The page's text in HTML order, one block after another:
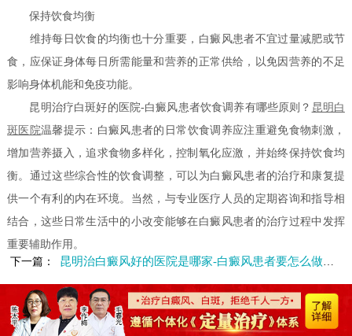
保持饮食均衡
维持每日饮食的均衡也十分重要，白癜风患者不宜过量减肥或节
食，应保证身体每日所需能量和营养的正常供给，以免因营养的不足
影响身体机能和免疫功能。
昆明治疗白斑好的医院-白癜风患者饮食调养有哪些原则？ 昆明白
斑医院温馨提示：白癜风患者的日常饮食调养应注重避免食物刺激，
增加营养摄入，追求食物多样化，控制氧化应激，并始终保持饮食均
衡。通过这些综合性的饮食调整，可以为白癜风患者的治疗和康复提
供一个有利的内在环境。当然，与专业医疗人员的定期咨询和指导相
结合，这些日常生活中的小改变能够在白癜风患者的治疗过程中发挥
重要辅助作用。
下一篇：
昆明治白癜风好的医院是哪家-白癜风患者要怎么做好饮食调理